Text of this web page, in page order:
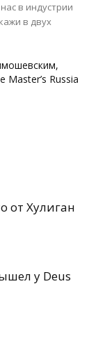
в индустрии
в двух
Master’s Russia
от Хулиган
у Deus